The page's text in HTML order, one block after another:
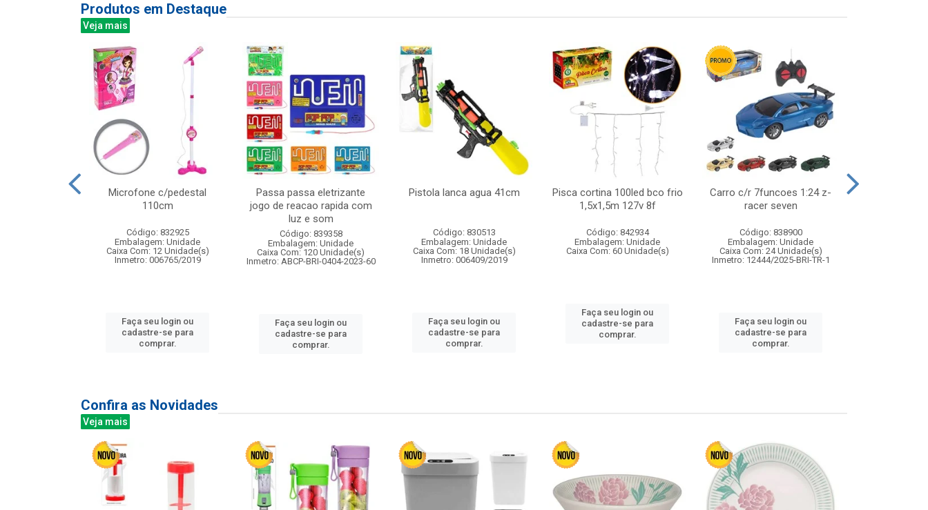
Produtos em Destaque
Veja mais
Microfone c/pedestal
110cm
Código: 832925
Embalagem: Unidade
Caixa Com: 12 Unidade(s)
Inmetro: 006765/2019
Faça seu login ou
cadastre-se para
comprar.
Passa passa eletrizante
jogo de reacao rapida com
luz e som
Código: 839358
Embalagem: Unidade
Caixa Com: 120 Unidade(s)
Inmetro: ABCP-BRI-0404-2023-60
Faça seu login ou
cadastre-se para
comprar.
Pistola lanca agua 41cm
Código: 830513
Embalagem: Unidade
Caixa Com: 18 Unidade(s)
Inmetro: 006409/2019
Faça seu login ou
cadastre-se para
comprar.
Pisca cortina 100led bco frio
1,5x1,5m 127v 8f
Código: 842934
Embalagem: Unidade
Caixa Com: 60 Unidade(s)
Faça seu login ou
cadastre-se para
comprar.
Carro c/r 7funcoes 1:24 z-
racer seven
Código: 838900
Embalagem: Unidade
Caixa Com: 24 Unidade(s)
Inmetro: 12444/2025-BRI-TR-1
Faça seu login ou
cadastre-se para
comprar.
Confira as Novidades
Veja mais